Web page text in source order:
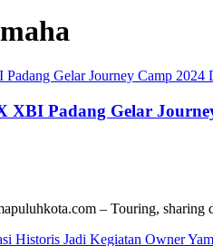
XBI Padang Gelar
– Touring, sharing